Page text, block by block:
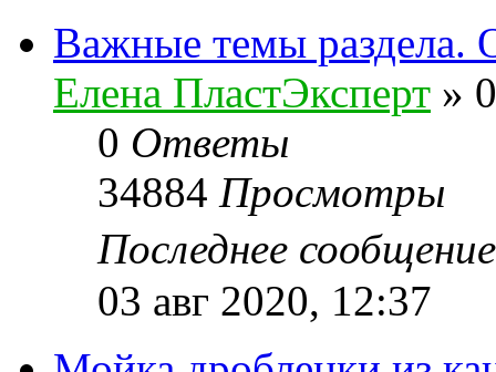
Важные темы раздела.
Елена ПластЭксперт »
0 Ответы
34884 Просмотры
Последнее
03 авг 2020, 12:37